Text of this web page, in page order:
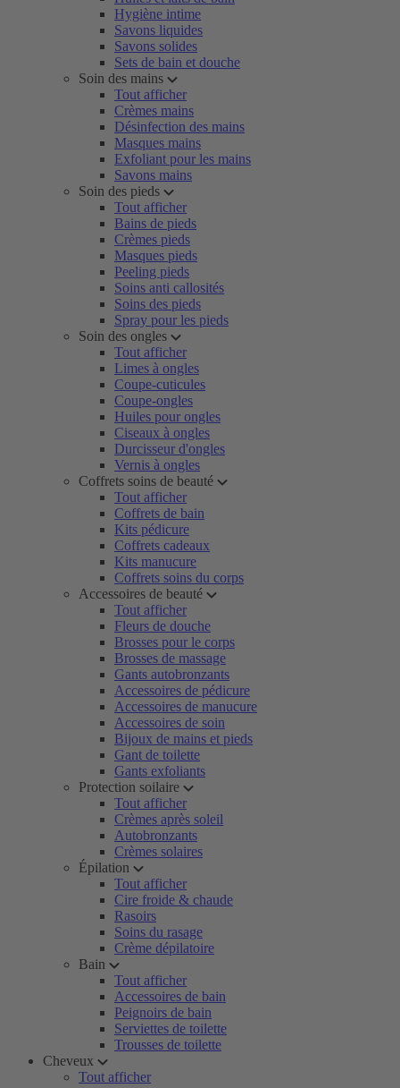
Hygiène intime
Savons liquides
Savons solides
Sets de bain et douche
Soin des mains
Tout afficher
Crèmes mains
Désinfection des mains
Masques mains
Exfoliant pour les mains
Savons mains
Soin des pieds
Tout afficher
Bains de pieds
Crèmes pieds
Masques pieds
Peeling pieds
Soins anti callosités
Soins des pieds
Spray pour les pieds
Soin des ongles
Tout afficher
Limes à ongles
Coupe-cuticules
Coupe-ongles
Huiles pour ongles
Ciseaux à ongles
Durcisseur d'ongles
Vernis à ongles
Coffrets soins de beauté
Tout afficher
Coffrets de bain
Kits pédicure
Coffrets cadeaux
Kits manucure
Coffrets soins du corps
Accessoires de beauté
Tout afficher
Fleurs de douche
Brosses pour le corps
Brosses de massage
Gants autobronzants
Accessoires de pédicure
Accessoires de manucure
Accessoires de soin
Bijoux de mains et pieds
Gant de toilette
Gants exfoliants
Protection soilaire
Tout afficher
Crèmes après soleil
Autobronzants
Crèmes solaires
Épilation
Tout afficher
Cire froide & chaude
Rasoirs
Soins du rasage
Crème dépilatoire
Bain
Tout afficher
Accessoires de bain
Peignoirs de bain
Serviettes de toilette
Trousses de toilette
Cheveux
Tout afficher